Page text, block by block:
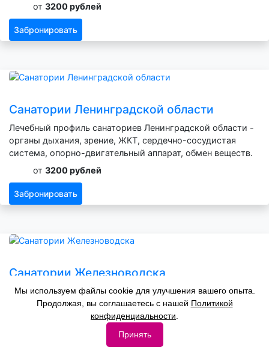
от 3200 рублей
Забронировать
Санатории Ленинградской области
Лечебный профиль санаториев Ленинградской области -
органы дыхания, зрение, ЖКТ, сердечно-сосудистая
система, опорно-двигательный аппарат, обмен веществ.
от 3200 рублей
Забронировать
Санатории Железноводска
Лечебный профиль санаториев Железноводска - органы
дыхания, зрение, нервная система, ЖКТ, сердечно-
сосудистая система, опорно-двигательный аппарат,
Мы используем файлы cookie для улучшения вашего опыта.
Продолжая, вы соглашаетесь с нашей Политикой
конфиденциальности
Принять